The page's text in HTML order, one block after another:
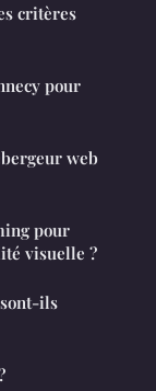
critères
pour
web
pour
visuelle ?
ils